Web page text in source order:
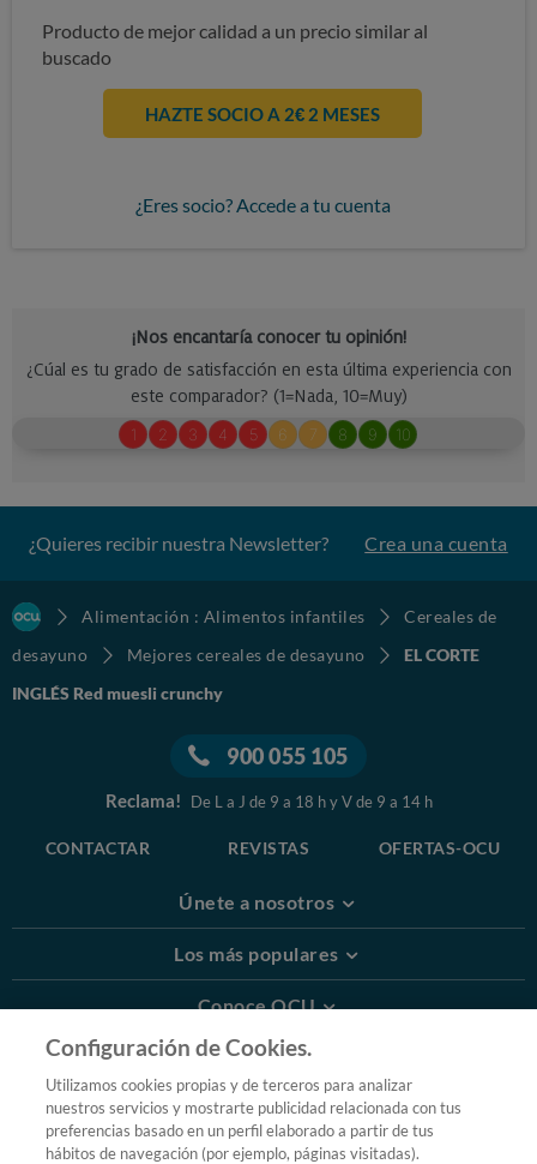
Producto de mejor calidad a un precio similar al
buscado
HAZTE SOCIO A 2€ 2 MESES
¿Eres socio? Accede a tu cuenta
¿Quieres recibir nuestra Newsletter? Crea una cuenta
Alimentación : Alimentos infantiles
Cereales de
desayuno
Mejores cereales de desayuno
EL CORTE
INGLÉS Red muesli crunchy
900 055 105
Reclama! De L a J de 9 a 18 h y V de 9 a 14 h
CONTACTAR REVISTAS OFERTAS-OCU
Únete a nosotros
Los más populares
Conoce OCU
Más Información
© 2026 OCU
Condiciones generales de contratación de OCU
Configuración de Cookies.
Utilizamos cookies propias y de terceros para analizar
nuestros servicios y mostrarte publicidad relacionada con tus
preferencias basado en un perfil elaborado a partir de tus
hábitos de navegación (por ejemplo, páginas visitadas).